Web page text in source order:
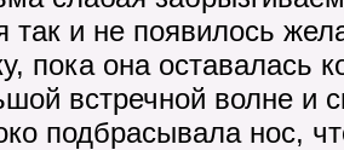
так и не появилось
пока она оставалась
встречной волне и
подбрасывала нос,